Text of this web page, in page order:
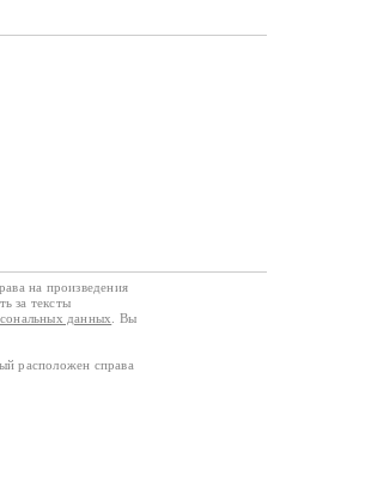
на произведения
за тексты
данных
. Вы
расположен справа